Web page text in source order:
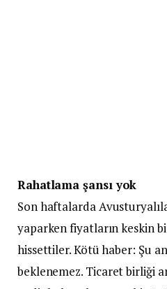
Rahatlama şansı yok
Son haftalarda
yaparken fiyatların keskin
hissettiler. Kötü haber: Şu
beklenemez. Ticaret birliği